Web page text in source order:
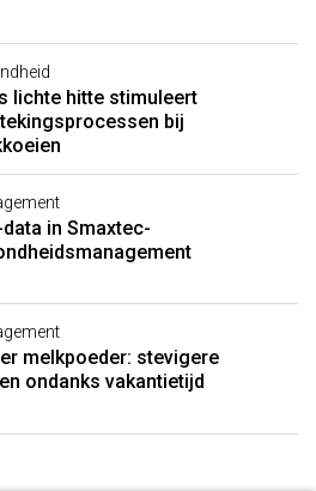
lichte hitte stimuleert
bij
in Smaxtec-
melkpoeder: stevigere
ondanks vakantietijd